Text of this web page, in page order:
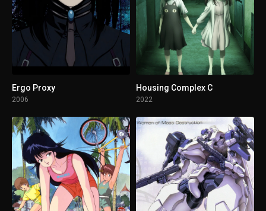
Ergo Proxy
2006
Housing Complex C
2022